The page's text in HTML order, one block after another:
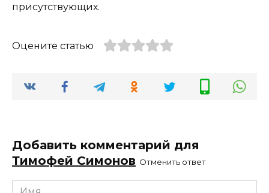
присутствующих.
Оцените статью
Добавить комментарий для
Тимофей Симонов Отменить ответ
Имя